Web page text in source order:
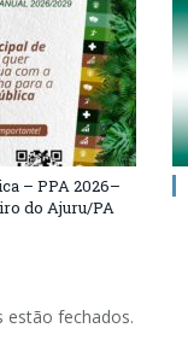
– PPA 2026–
do Ajuru/PA
estão fechados.